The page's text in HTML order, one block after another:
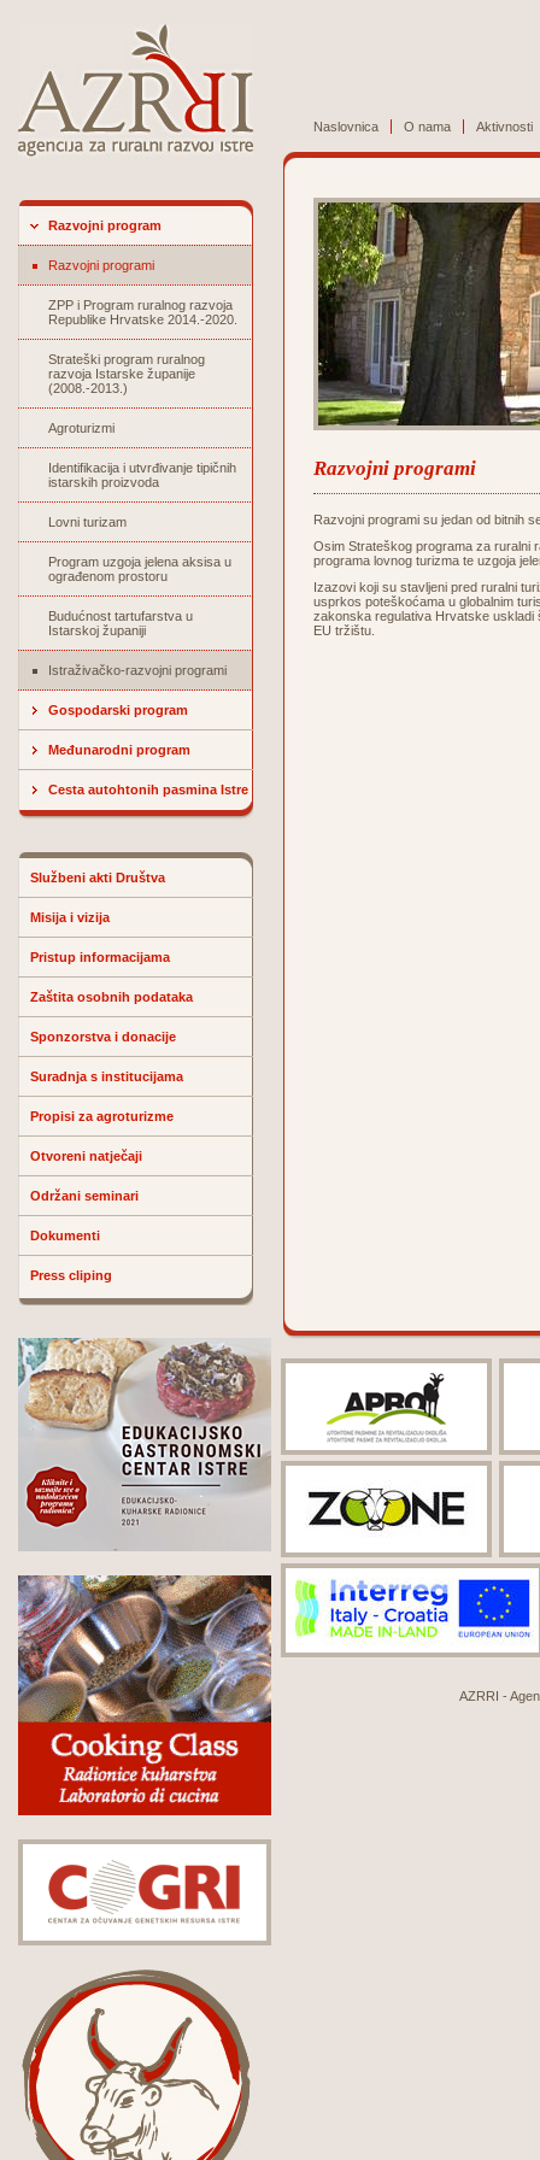
Naslovnica O nama Aktivnosti
Razvojni program
Razvojni programi
ZPP i Program ruralnog razvoja
Republike Hrvatske 2014.-2020.
Strateški program ruralnog
razvoja Istarske županije
(2008.-2013.)
Agroturizmi
Identifikacija i utvrđivanje tipičnih
istarskih proizvoda
Lovni turizam
Program uzgoja jelena aksisa u
ograđenom prostoru
Budućnost tartufarstva u
Istarskoj županiji
Istraživačko-razvojni programi
Gospodarski program
Međunarodni program
Cesta autohtonih pasmina Istre
Službeni akti Društva
Misija i vizija
Pristup informacijama
Zaštita osobnih podataka
Sponzorstva i donacije
Suradnja s institucijama
Propisi za agroturizme
Otvoreni natječaji
Održani seminari
Dokumenti
Press cliping
Razvojni programi
Razvojni programi su jedan od bitnih
Osim Strateškog programa za ruralni
programa lovnog turizma te uzgoja
Izazovi koji su stavljeni pred ruralni
usprkos poteškoćama u globalnim
zakonska regulativa Hrvatske uskladi
EU tržištu.
AZRRI -